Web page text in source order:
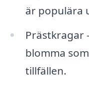
är populära
Prästkragar
blomma
tillfällen.